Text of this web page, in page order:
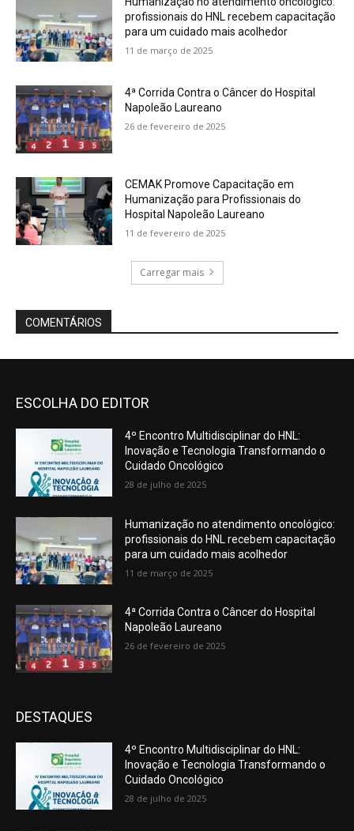
ESCOLHA DO EDITOR
4º Encontro Multidisciplinar do HNL:
Inovação e Tecnologia Transformando o
Cuidado Oncológico
28 de julho de 2025
Humanização no atendimento oncológico:
profissionais do HNL recebem capacitação
para um cuidado mais acolhedor
11 de março de 2025
4ª Corrida Contra o Câncer do Hospital
Napoleão Laureano
26 de fevereiro de 2025
DESTAQUES
4º Encontro Multidisciplinar do HNL:
Inovação e Tecnologia Transformando o
Cuidado Oncológico
28 de julho de 2025